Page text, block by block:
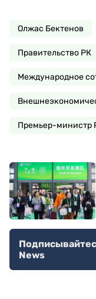
Олжас Бектенов
Правительство РК
Международное
Премьер-министр
News